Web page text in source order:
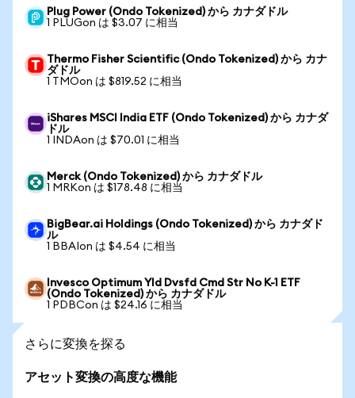
Plug Power (Ondo Tokenized) から カナダドル
1 PLUGon は $3.07 に相当
Thermo Fisher Scientific (Ondo Tokenized) から カナ
ダドル
1 TMOon は $819.52 に相当
iShares MSCI India ETF (Ondo Tokenized) から カナダ
ドル
1 INDAon は $70.01 に相当
Merck (Ondo Tokenized) から カナダドル
1 MRKon は $178.48 に相当
BigBear.ai Holdings (Ondo Tokenized) から カナダド
ル
1 BBAIon は $4.54 に相当
Invesco Optimum Yld Dvsfd Cmd Str No K-1 ETF
(Ondo Tokenized) から カナダドル
1 PDBCon は $24.16 に相当
さらに変換を探る
アセット変換の高度な機能